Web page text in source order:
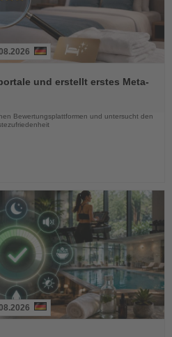
und erstellt erstes Meta-
Bewertungsplattformen und untersucht den